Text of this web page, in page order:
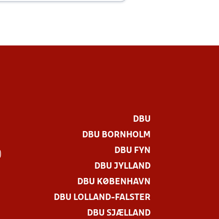
DBU
DBU BORNHOLM
DBU FYN
DBU JYLLAND
DBU KØBENHAVN
DBU LOLLAND-FALSTER
DBU SJÆLLAND